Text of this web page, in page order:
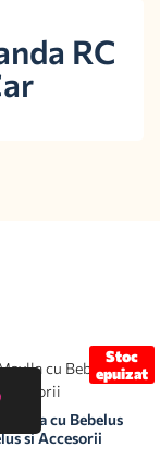
RC
Stoc
epuizat
Maylla cu Bebelus
si Accesorii